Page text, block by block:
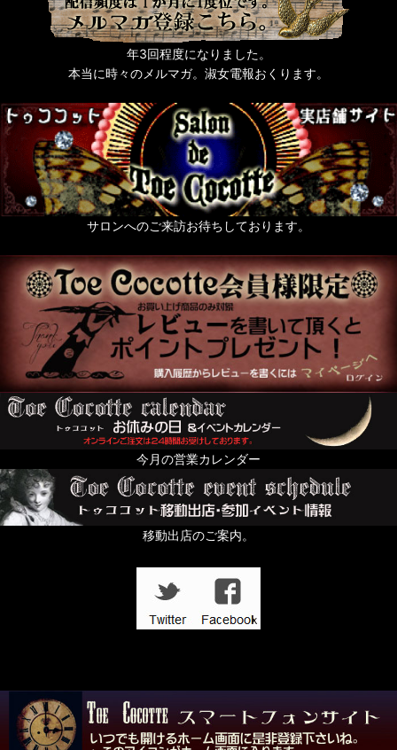
年3回程度になりました。
本当に時々のメルマガ。淑女電報おくります。
サロンへのご来訪お待ちしております。
今月の営業カレンダー
移動出店のご案内。